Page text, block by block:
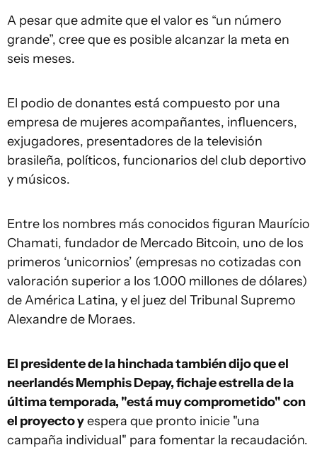
A pesar que admite que el valor es “un número
grande”, cree que es posible alcanzar la meta en
seis meses.
El podio de donantes está compuesto por una
empresa de mujeres acompañantes, influencers,
exjugadores, presentadores de la televisión
brasileña, políticos, funcionarios del club deportivo
y músicos.
Entre los nombres más conocidos figuran Maurício
Chamati, fundador de Mercado Bitcoin, uno de los
primeros ‘unicornios’ (empresas no cotizadas con
valoración superior a los 1.000 millones de dólares)
de América Latina, y el juez del Tribunal Supremo
Alexandre de Moraes.
El presidente de la hinchada también dijo que el
neerlandés Memphis Depay, fichaje estrella de la
última temporada, "está muy comprometido" con
el proyecto yespera que pronto inicie "una
campaña individual" para fomentar la recaudación.